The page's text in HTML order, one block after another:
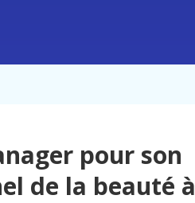
pour son
de la beauté à